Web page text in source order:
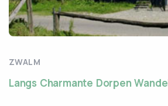
ZWALM
Langs Charmante Dorpen